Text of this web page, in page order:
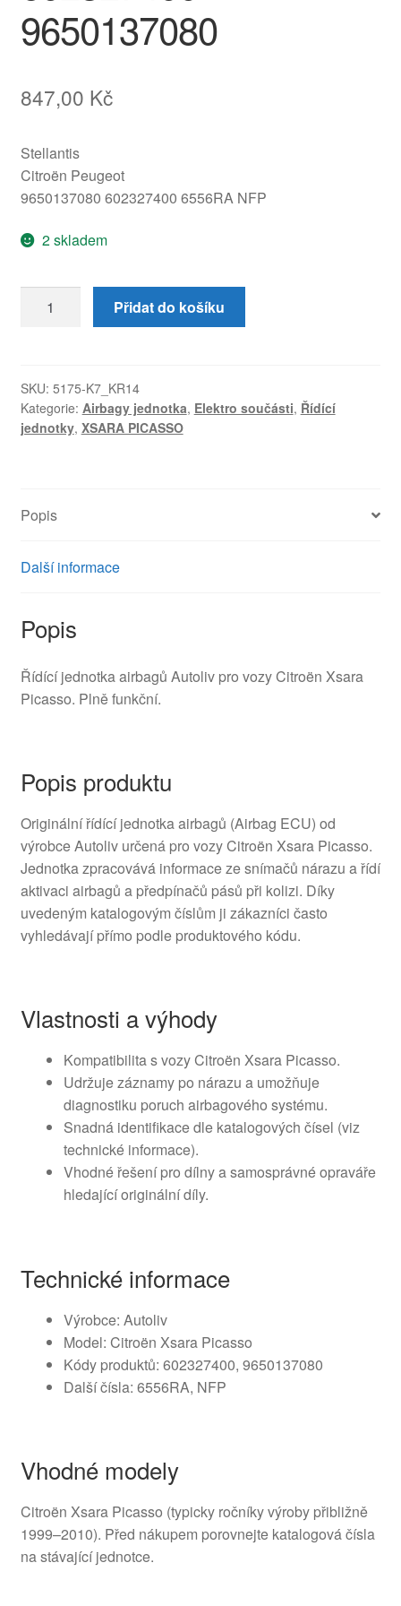
9650137080
847,00 Kč
Stellantis
Citroën Peugeot
9650137080 602327400 6556RA NFP
2 skladem
jednotka
Xsara
Picasso
602327400
Přidat do košíku
SKU: 5175-K7_KR14
Kategorie: Airbagy jednotka, Elektro součásti, Řídící
jednotky, XSARA PICASSO
Popis
Další informace
Popis
Řídící jednotka airbagů Autoliv pro vozy Citroën Xsara
Picasso. Plně funkční.
Popis produktu
Originální řídící jednotka airbagů (Airbag ECU) od
výrobce Autoliv určená pro vozy Citroën Xsara Picasso.
Jednotka zpracovává informace ze snímačů nárazu a řídí
aktivaci airbagů a předpínačů pásů při kolizi. Díky
uvedeným katalogovým číslům ji zákazníci často
vyhledávají přímo podle produktového kódu.
Vlastnosti a výhody
Kompatibilita s vozy Citroën Xsara Picasso.
Udržuje záznamy po nárazu a umožňuje
diagnostiku poruch airbagového systému.
Snadná identifikace dle katalogových čísel (viz
technické informace).
Vhodné řešení pro dílny a samosprávné opraváře
hledající originální díly.
Technické informace
Výrobce: Autoliv
Model: Citroën Xsara Picasso
Kódy produktů: 602327400, 9650137080
Další čísla: 6556RA, NFP
Vhodné modely
Citroën Xsara Picasso (typicky ročníky výroby přibližně
1999–2010). Před nákupem porovnejte katalogová čísla
na stávající jednotce.